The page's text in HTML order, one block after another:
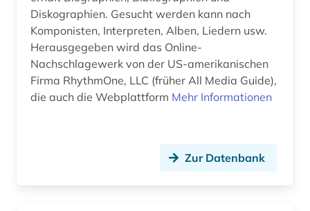
finnlandschwedisch (1)
flugblattlied (1)
flötenmusik (1)
forschung (2)
Diskographien. Gesucht werden kann nach
Komponisten, Interpreten, Alben, Liedern usw.
Herausgegeben wird das Online-
Nachschlagewerk von der US-amerikanischen
Firma RhythmOne, LLC (früher All Media Guide),
die auch die Webplattform Mehr Informationen
Zur Datenbank